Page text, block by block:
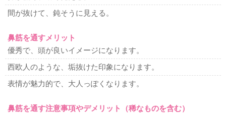
間が抜けて、鈍そうに見える。
鼻筋を通すメリット
優秀で、頭が良いイメージになります。
西欧人のような、垢抜けた印象になります。
表情が魅力的で、大人っぽくなります。
鼻筋を通す注意事項やデメリット（稀なものを含む）